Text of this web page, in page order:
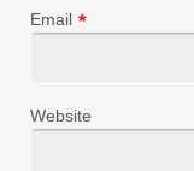
Email *
Website